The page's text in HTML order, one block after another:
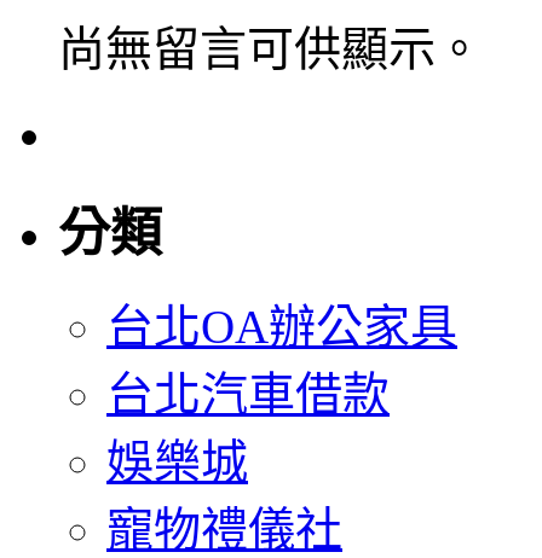
尚無留言可供顯示。
分類
台北OA辦公家具
台北汽車借款
娛樂城
寵物禮儀社